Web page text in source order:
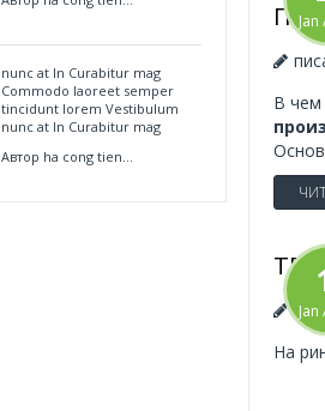
nunc at In Curabitur mag
Commodo laoreet semper
tincidunt lorem Vestibulum
nunc at In Curabitur mag
Автор ha cong tien...
Jan
В чем
Jan
На